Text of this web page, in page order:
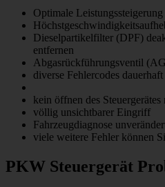
Optimale
Dieselpartikelfilter (DPF)
entfernen
Abgasrückführungsventil
diverse Fehlercodes
kein öffnen des
völlig unsichtbarer Eingriff
Fahrzeugdiagnose
viele weitere Fehler können
PKW Steuergerät